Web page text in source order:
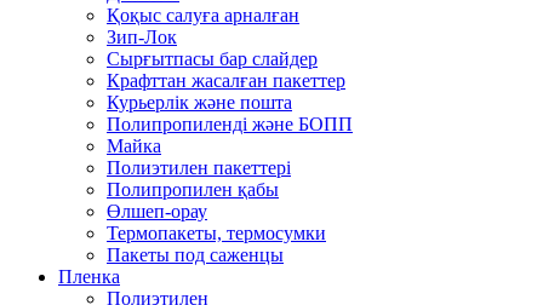
Қоқыс салуға арналған
Зип-Лок
Сырғытпасы бар слайдер
Крафттан жасалған пакеттер
Курьерлік және пошта
Полипропиленді және БОПП
Майка
Полиэтилен пакеттері
Полипропилен қабы
Өлшеп-орау
Термопакеты, термосумки
Пакеты под саженцы
Пленка
Полиэтилен